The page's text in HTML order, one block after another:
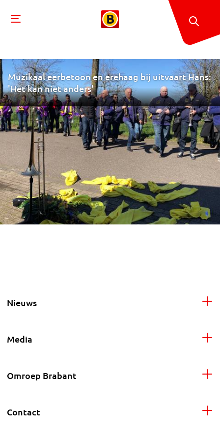
Muzikaal eerbetoon en erehaag bij uitvaart Hans:
'Het kan niet anders'
Nieuws
Media
Omroep Brabant
Contact